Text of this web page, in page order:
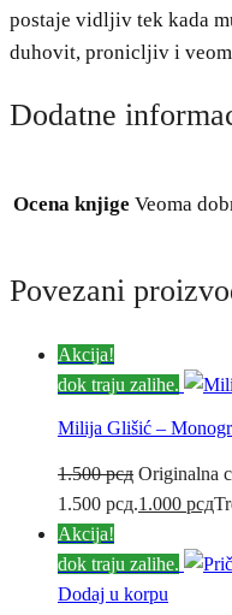
postaje vidljiv tek kada
duhovit, pronicljiv i
Dodatne
Ocena knjige Veoma
Povezani
Akcija!
dok traju zalihe.
Milija Glišić –
1.500рсд Originalna
1.500 рсд.1.000 рсд
Akcija!
dok traju zalihe.
Dodaj u korpu